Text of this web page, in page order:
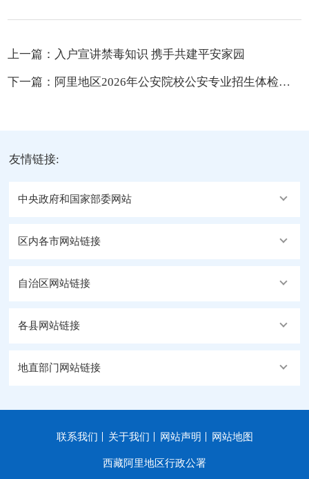
上一篇： 入户宣讲禁毒知识 携手共建平安家园
下一篇： 阿里地区2026年公安院校公安专业招生体检、面试、体能测评和政治考察工作公告
友情链接:
中央政府和国家部委网站
区内各市网站链接
自治区网站链接
各县网站链接
地直部门网站链接
联系我们 关于我们 网站声明 网站地图
西藏阿里地区行政公署